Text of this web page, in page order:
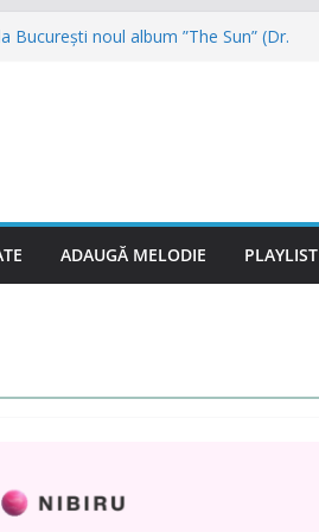
București noul album ”The Sun” (Dr.
muzicii dance din anii 90
primul mare concert va fi la
după aproape 30 de ani și promite hitul
se numește noul proiect (Videoclip
ADAUGĂ MELODIE PLAYLIST